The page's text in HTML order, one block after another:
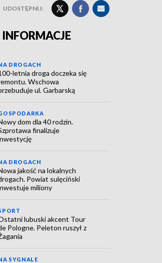
UDOSTĘPNIJ:
DROGACH
letnia droga doczeka się
Wschowa
ul. Garbarską
dom dla 40 rodzin.
finalizuje
DROGACH
jakość na lokalnych
Powiat sulęciński
miliony
lubuski akcent Tour
Pologne. Peleton ruszył z
SYGNALE